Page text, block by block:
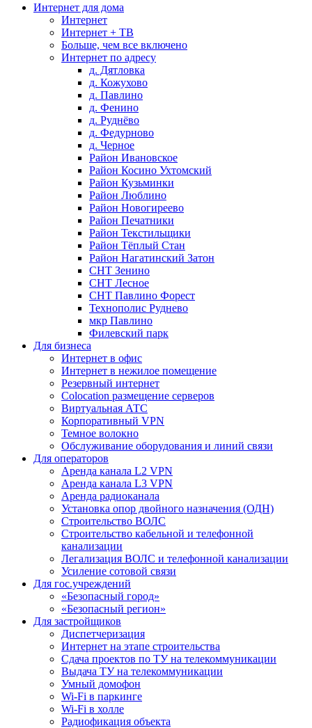
Интернет для дома
Интернет
Интернет + ТВ
Больше, чем все включено
Интернет по адресу
д. Дятловка
д. Кожухово
д. Павлино
д. Фенино
д. Руднёво
д. Федурново
д. Черное
Район Ивановское
Район Косино Ухтомский
Район Кузьминки
Район Люблино
Район Новогиреево
Район Печатники
Район Текстильщики
Район Тёплый Стан
Район Нагатинский Затон
СНТ Зенино
СНТ Лесное
СНТ Павлино Форест
Технополис Руднево
мкр Павлино
Филевский парк
Для бизнеса
Интернет в офис
Интернет в нежилое помещение
Резервный интернет
Colocation размещение серверов
Виртуальная АТС
Корпоративный VPN
Темное волокно
Обслуживание оборудования и линий связи
Для операторов
Аренда канала L2 VPN
Аренда канала L3 VPN
Аренда радиоканала
Установка опор двойного назначения (ОДН)
Строительство ВОЛС
Строительство кабельной и телефонной
канализации
Легализация ВОЛС и телефонной канализации
Усиление сотовой связи
Для гос.учреждений
«Безопасный город»
«Безопасный регион»
Для застройщиков
Диспетчеризация
Интернет на этапе строительства
Сдача проектов по ТУ на телекоммуникации
Выдача ТУ на телекоммуникации
Умный домофон
Wi-Fi в паркинге
Wi-Fi в холле
Радиофикация объекта